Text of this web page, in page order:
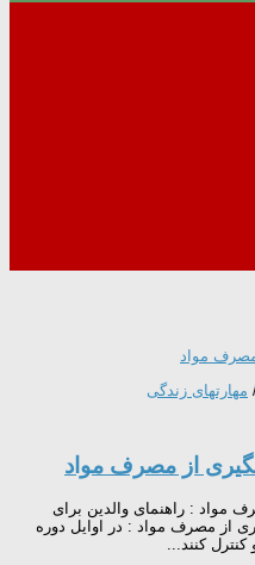
مهارتهای زندگی
از مصرف مواد
مواد : راهنمای والدين برای
از مصرف مواد : در اوایل دوره
كنند...